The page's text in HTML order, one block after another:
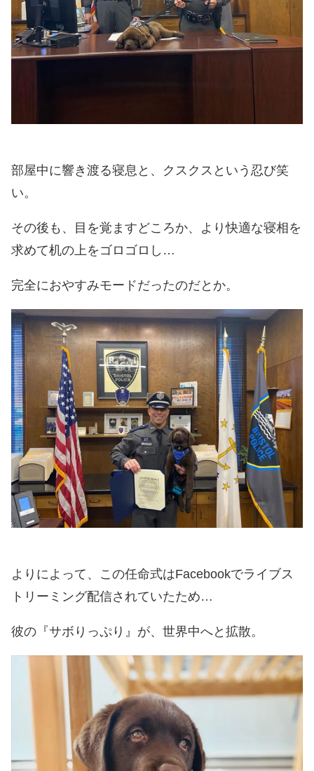
部屋中に響き渡る寝息と、クスクスという忍び笑
い。
その後も、目を覚ますどころか、より快適な寝相を
求めて机の上をゴロゴロし…
完全におやすみモードだったのだとか。
よりによって、この任命式はFacebookでライブス
トリーミング配信されていたため…
彼の『サボりっぷり』が、世界中へと拡散。